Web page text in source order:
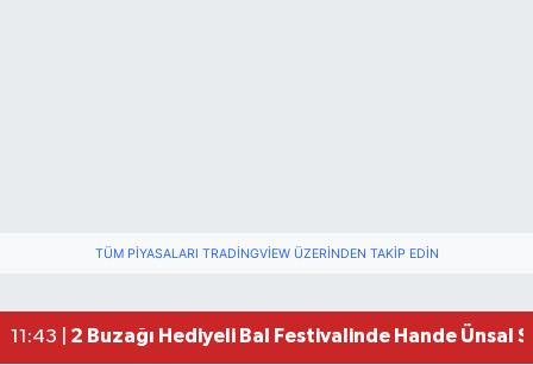
TÜM PIYASALARI TRADINGVIEW ÜZERINDEN TAKIP EDIN
11:43 | 2 Buzağı Hediyeli Bal Festivalinde Hande Ünsal